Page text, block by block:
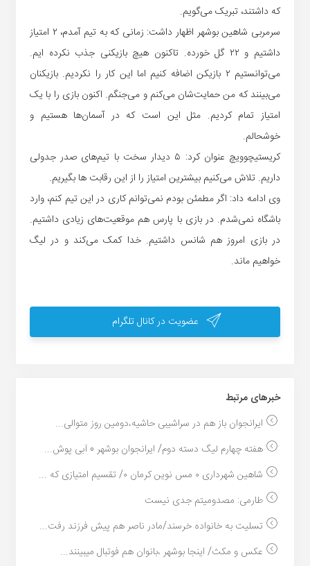
که داشتند، تبریک می‌گویم.
سرمربی شاهین بوشهر اظهار داشت: زمانی که به تیم آمدم، ۲ امتیاز
داشتیم و ۲۲ گل خورده. تاکنون هیچ بازیکنی جذب نکرده ایم.
می‌توانستیم ۲ بازیکن اضافه کنیم اما این کار را نکردیم. بازیکنان
می‌بینند که من حمایت‌شان می‌کنم و می‌جنگم. اکنون بازی را با یک
امتیاز تمام کردیم. مثل این است که در آسمان‌ها هستیم و
خوشحالم.
کریستیچوویچ عنوان کرد: ۵ دیدار سخت با تیم‌های صدر جدولی
داریم. تلاش می‌کنیم بیشترین امتیاز را از این رقابت ها بگیریم.
وی ادامه داد: اگر مطمئن بودم نمی‌توانم کاری در این تیم کنم، وارد
باشگاه نمی‌شدم. در بازی با پارس هم موقعیت‌های زیادی داشتیم.
در بازی امروز هم شانس داشتیم. خدا کمک می‌کند و در لیگ
خواهیم ماند.
عضویت در کانال تلگرام
خبر‌های مرتبط
ایرانجوان باز هم در سراشیبی حاشیه،دومین روز متوالی...
هفته چهارم لیگ دسته دوم/ ایرانجوان بوشهر 0 آبی پوش...
شاهین شهرداری ۰ مس نوین کرمان ۰/ تقسیم امتیازی که ...
طارمی: مصدومیتم جدی نیست
تسلیت به خانواده خرسند/مادر ناصر هم پیش فرزند رفت...
عکس و مکث/ اینجا بوشهر ،بانوان هم فوتبال میبینند...